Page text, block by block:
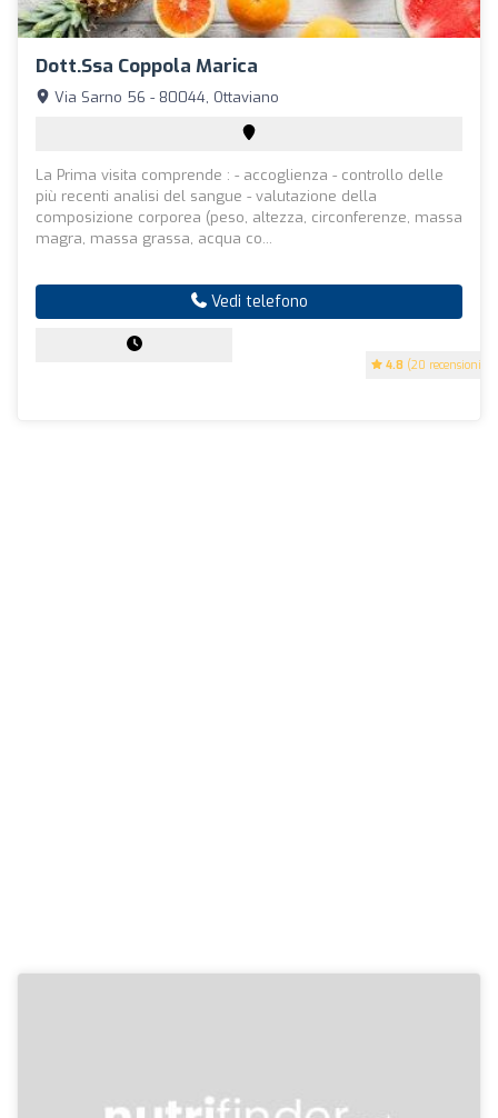
Dott.ssa Coppola Marica
4.8 (20 recensioni)
Via Sarno 56 - 80044, Ottaviano
La Prima visita comprende : - accoglienza - controllo delle
più recenti analisi del sangue - valutazione della
composizione corporea (peso, altezza, circonferenze, massa
magra, massa grassa, acqua co...
Vedi telefono